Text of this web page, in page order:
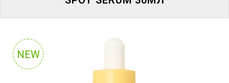
M
БРЕНДЫ
N-
V
NEW